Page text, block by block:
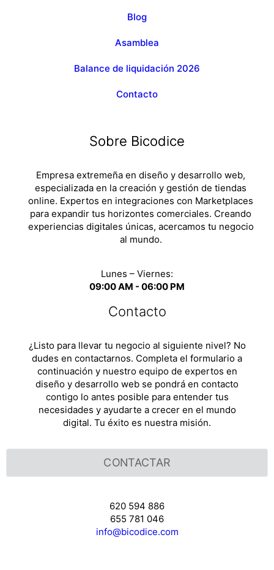
Blog
Asamblea
Balance de liquidación 2026
Contacto
Sobre Bicodice
Empresa extremeña en diseño y desarrollo web,
especializada en la creación y gestión de tiendas
online. Expertos en integraciones con Marketplaces
para expandir tus horizontes comerciales. Creando
experiencias digitales únicas, acercamos tu negocio
al mundo.
Lunes – Viernes:
09:00 AM - 06:00 PM
Contacto
¿Listo para llevar tu negocio al siguiente nivel? No
dudes en contactarnos. Completa el formulario a
continuación y nuestro equipo de expertos en
diseño y desarrollo web se pondrá en contacto
contigo lo antes posible para entender tus
necesidades y ayudarte a crecer en el mundo
digital. Tu éxito es nuestra misión.
CONTACTAR
620 594 886
655 781 046
info@bicodice.com